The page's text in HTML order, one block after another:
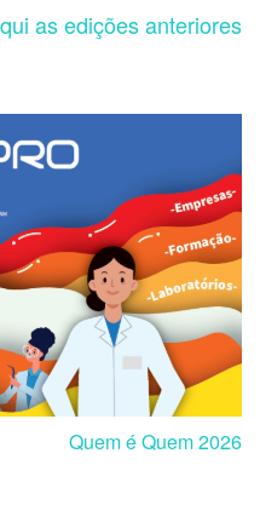
as edições anteriores
Quem é Quem 2026